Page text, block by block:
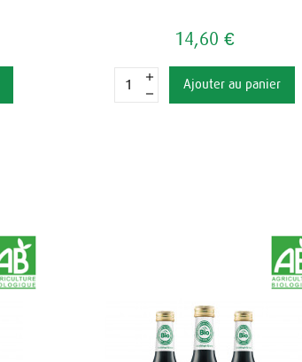
14,60 €
Ajouter au panier